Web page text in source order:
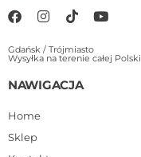
Gdańsk / Trójmiasto
Wysyłka na terenie całej Polski
NAWIGACJA
Home
Sklep